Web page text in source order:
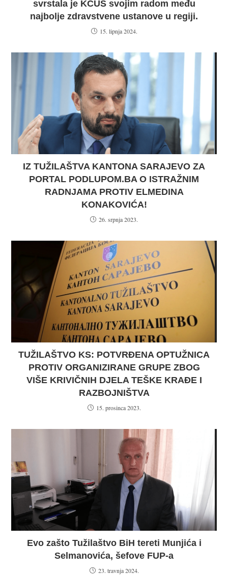
svrstala je KCUS svojim radom među
najbolje zdravstvene ustanove u regiji.
15. lipnja 2024.
IZ TUŽILAŠTVA KANTONA SARAJEVO ZA
PORTAL PODLUPOM.BA O ISTRAŽNIM
RADNJAMA PROTIV ELMEDINA
KONAKOVIĆA!
26. srpnja 2023.
TUŽILAŠTVO KS: POTVRĐENA OPTUŽNICA
PROTIV ORGANIZIRANE GRUPE ZBOG
VIŠE KRIVIČNIH DJELA TEŠKE KRAĐE I
RAZBOJNIŠTVA
15. prosinca 2023.
Evo zašto Tužilaštvo BiH tereti Munjića i
Selmanovića, šefove FUP-a
23. travnja 2024.